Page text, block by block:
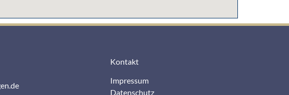
Kontakt
Impressum
Datenschutz